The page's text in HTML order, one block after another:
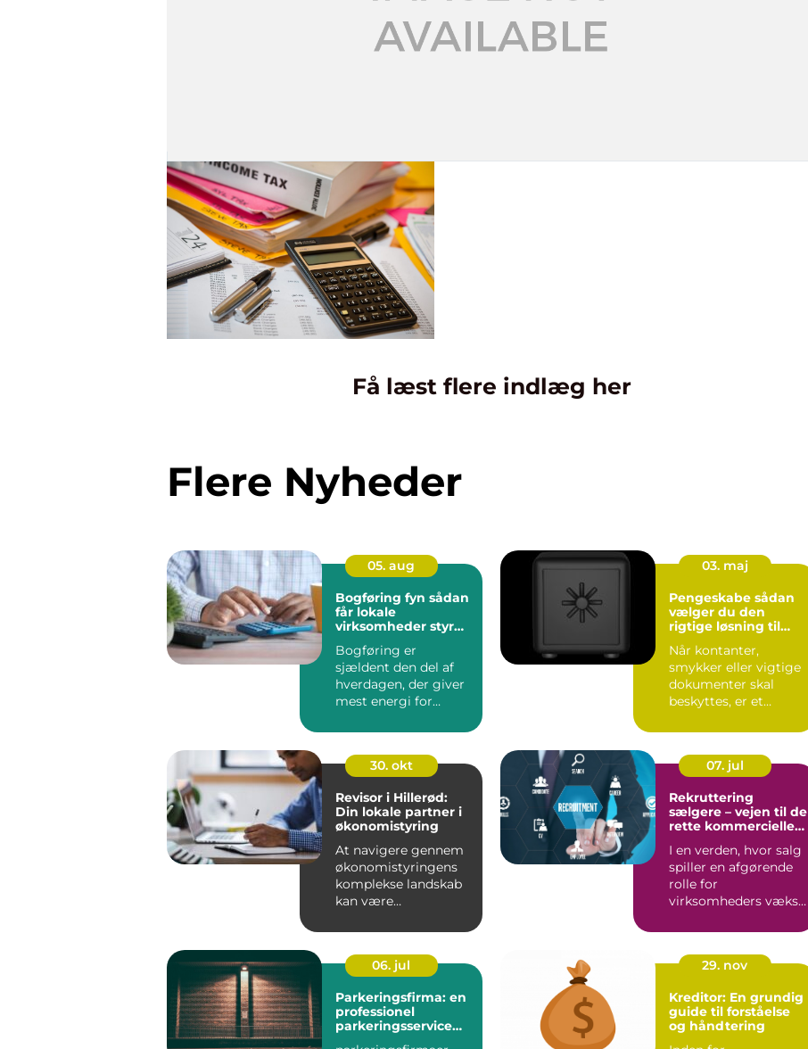
Få læst flere indlæg her
Flere Nyheder
05. aug
Bogføring fyn sådan
får lokale
virksomheder styr
Bogføring er
sjældent den del af
hverdagen, der giver
mest energi for
Alligevel...
03. maj
Pengeskabe sådan
vælger du den
rigtige løsning til
Når kontanter,
smykker eller vigtige
dokumenter skal
beskyttes, er et
mest effekt...
30. okt
Revisor i Hillerød:
Din lokale partner i
økonomistyring
At navigere gennem
økonomistyringens
komplekse landskab
kan være
mange ...
07. jul
Rekruttering
sælgere – vejen til de
rette kommercielle
I en verden, hvor salg
spiller en afgørende
rolle for
virksomheders vækst
06. jul
Parkeringsfirma: en
professionel
parkeringsservice
29. nov
Kreditor: En grundig
guide til forståelse
og håndtering